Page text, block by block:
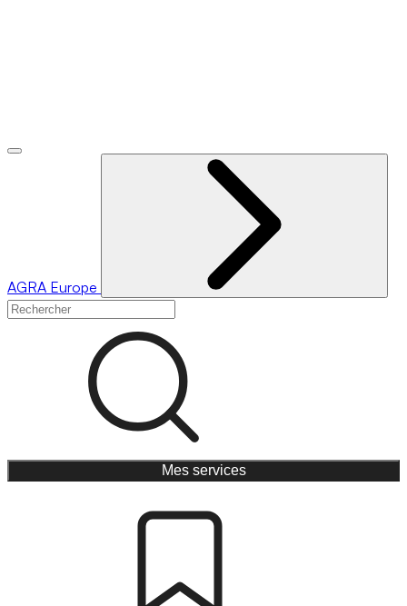
AGRA Europe
Mes services